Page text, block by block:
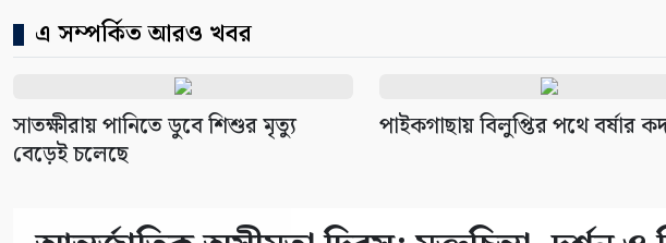
এ সম্পর্কিত আরও খবর
সাতক্ষীরায় পানিতে ডুবে শিশুর মৃত্যু
বেড়েই চলেছে
পাইকগাছায় বিলুপ্তির পথে বর্ষার